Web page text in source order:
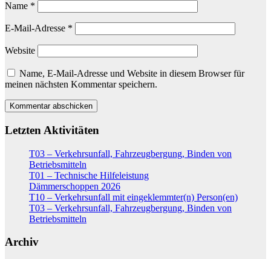
Name *
E-Mail-Adresse *
Website
Name, E-Mail-Adresse und Website in diesem Browser für
meinen nächsten Kommentar speichern.
Letzten Aktivitäten
T03 – Verkehrsunfall, Fahrzeugbergung, Binden von
Betriebsmitteln
T01 – Technische Hilfeleistung
Dämmerschoppen 2026
T10 – Verkehrsunfall mit eingeklemmter(n) Person(en)
T03 – Verkehrsunfall, Fahrzeugbergung, Binden von
Betriebsmitteln
Archiv